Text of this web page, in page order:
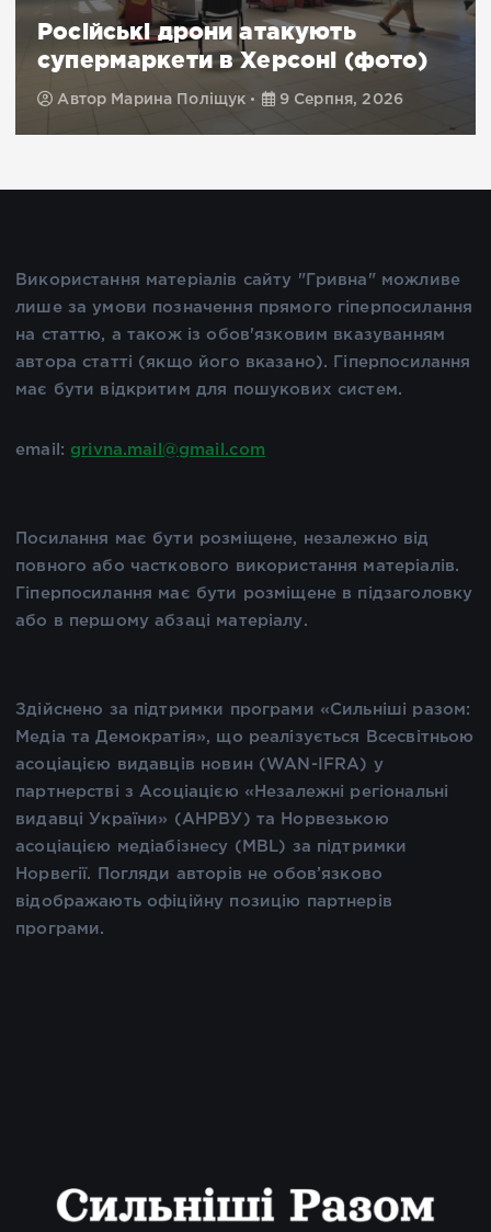
Російські дрони атакують
супермаркети в Херсоні (фото)
Автор Марина Поліщук 9 Серпня, 2026
Використання матеріалів сайту "Гривна" можливе
лише за умови позначення прямого гіперпосилання
на статтю, а також із обов'язковим вказуванням
автора статті (якщо його вказано). Гіперпосилання
має бути відкритим для пошукових систем.
email: grivna.mail@gmail.com
Посилання має бути розміщене, незалежно від
повного або часткового використання матеріалів.
Гіперпосилання має бути розміщене в підзаголовку
або в першому абзаці матеріалу.
Здійснено за підтримки програми «Сильніші разом:
Медіа та Демократія», що реалізується Всесвітньою
асоціацією видавців новин (WAN-IFRA) у
партнерстві з Асоціацією «Незалежні регіональні
видавці України» (АНРВУ) та Норвезькою
асоціацією медіабізнесу (MBL) за підтримки
Норвегії. Погляди авторів не обов’язково
відображають офіційну позицію партнерів
програми.